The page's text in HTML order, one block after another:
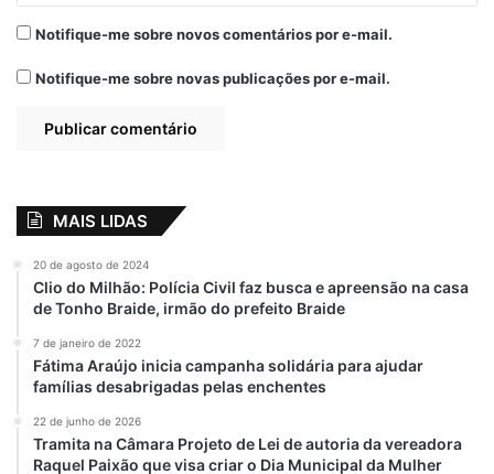
View this post on Instagram
Notifique-me sobre novos comentários por e-mail.
Notifique-me sobre novas publicações por e-mail.
MAIS LIDAS
20 de agosto de 2024
Clio do Milhão: Polícia Civil faz busca e apreensão na casa
de Tonho Braide, irmão do prefeito Braide
7 de janeiro de 2022
Fátima Araújo inicia campanha solidária para ajudar
famílias desabrigadas pelas enchentes
22 de junho de 2026
Tramita na Câmara Projeto de Lei de autoria da vereadora
Raquel Paixão que visa criar o Dia Municipal da Mulher